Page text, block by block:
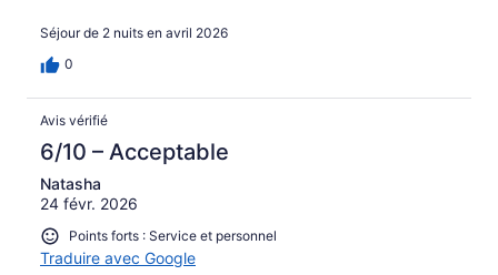
Séjour de 2 nuits en avril 2026
0
Avis vérifié
6/10 – Acceptable
Natasha
24 févr. 2026
Points forts : Service et personnel
Traduire avec Google